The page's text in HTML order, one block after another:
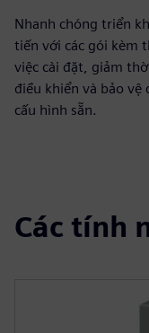
Nhanh chóng triển
tiến với các gói kèm
việc cài đặt, giảm
điều khiển và bảo vệ
cấu hình sẵn.
Các tính